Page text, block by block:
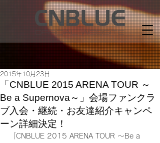
「CNBLUE 2015 ARENA TOUR ～
Be a Supernova～」会場ファンクラ
ブ入会・継続・お友達紹介キャンペ
ーン詳細決定！
2015年10月23日
「CNBLUE 2015 ARENA TOUR ～Be a